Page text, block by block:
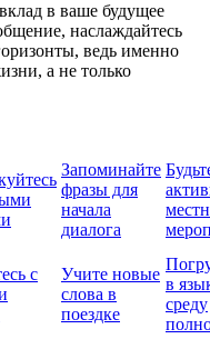
в ваше будущее
наслаждайтесь
ведь именно
а не только
Запоминайте
фразы для
начала
диалога
с
Учите новые
слова в
поездке
в
среду